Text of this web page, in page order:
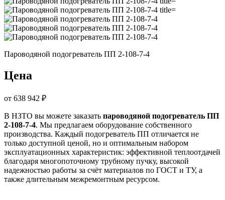
Пароводяной подогреватель ПП 2-108-7-4
Цена
от 638 942 ₽
В НЗТО вы можете заказать пароводяной подогреватель ПП
2-108-7-4. Мы предлагаем оборудование собственного
производства. Каждый подогреватель ПП отличается не
только доступной ценой, но и оптимальным набором
эксплуатационных характеристик: эффективной теплоотдачей
благодаря многопоточному трубному пучку, высокой
надежностью работы за счёт материалов по ГОСТ и ТУ, а
также длительным межремонтным ресурсом.